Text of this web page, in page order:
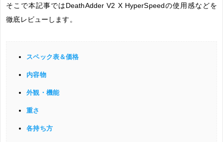
そこで本記事ではDeathAdder V2 X HyperSpeedの使用感などを
徹底レビューします。
スペック表＆価格
内容物
外観・機能
重さ
各持ち方